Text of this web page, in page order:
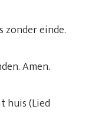
zonder einde.
Amen.
huis (Lied